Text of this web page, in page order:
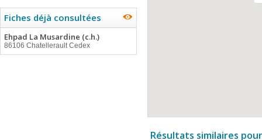
Fiches déjà consultées
Ehpad La Musardine (c.h.)
86106 Chatellerault Cedex
Résultats similaires